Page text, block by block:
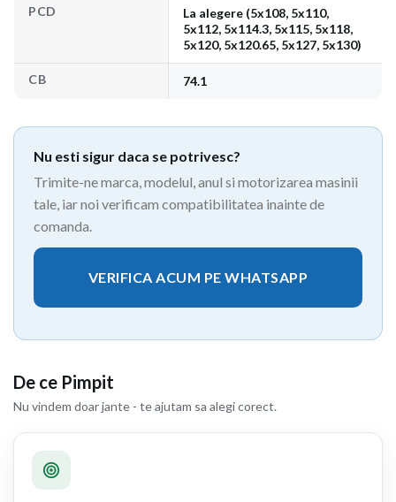
PCD
La alegere (5x108, 5x110,
5x112, 5x114.3, 5x115, 5x118,
5x120, 5x120.65, 5x127, 5x130)
CB 74.1
Nu esti sigur daca se potrivesc?
Trimite-ne marca, modelul, anul si motorizarea masinii
tale, iar noi verificam compatibilitatea inainte de
comanda.
VERIFICA ACUM PE WHATSAPP
De ce Pimpit
Nu vindem doar jante - te ajutam sa alegi corect.